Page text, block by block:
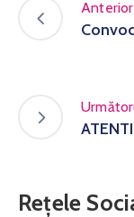
Rețele